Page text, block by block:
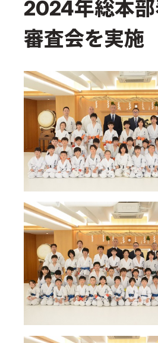
松井章奎
極真の歴史
極真会館
役員紹介
各委員会
国際空手
お知らせ
本部から
支部から
公式大会
公式記録
試合規則
入門のご案内
青少年部
会員制度
2024年総本
審査会を実施